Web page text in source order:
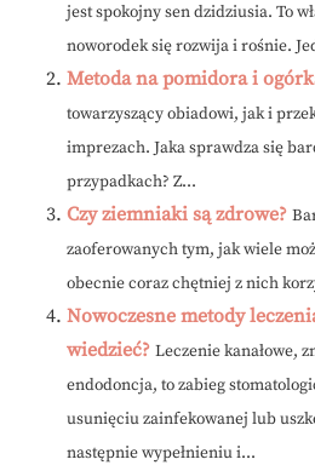
jest spokojny sen dzidziusia. To
noworodek się rozwija i rośnie.
Metoda na pomidora i
towarzyszący obiadowi, jak i
imprezach. Jaka sprawdza się
przypadkach? Z...
Czy ziemniaki są zdrowe?
zaoferowanych tym, jak wiele
obecnie coraz chętniej z nich
Nowoczesne metody
wiedzieć? Leczenie kanałowe,
endodoncja, to zabieg
usunięciu zainfekowanej lub
następnie wypełnieniu i...